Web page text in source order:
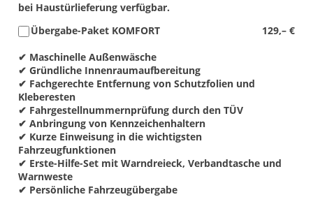
bei Haustürlieferung verfügbar.
129,– €
Übergabe-Paket KOMFORT
✔ Maschinelle Außenwäsche
✔ Gründliche Innenraumaufbereitung
✔ Fachgerechte Entfernung von Schutzfolien und
Kleberesten
✔ Fahrgestellnummernprüfung durch den TÜV
✔ Anbringung von Kennzeichenhaltern
✔ Kurze Einweisung in die wichtigsten
Fahrzeugfunktionen
✔ Erste-Hilfe-Set mit Warndreieck, Verbandtasche und
Warnweste
✔ Persönliche Fahrzeugübergabe